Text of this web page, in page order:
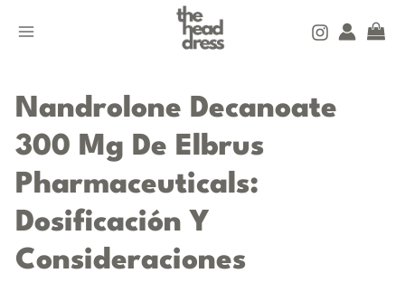
MENU
Nandrolone Decanoate
300 Mg De Elbrus
Pharmaceuticals:
Dosificación Y
Consideraciones
navigation